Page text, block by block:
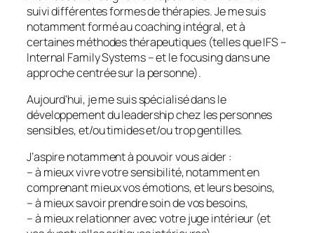
suivi différentes formes de thérapies. Je me suis
notamment formé au coaching intégral, et à
certaines méthodes thérapeutiques (telles que IFS –
Internal Family Systems – et le focusing dans une
approche centrée sur la personne).
Aujourd’hui, je me suis spécialisé dans le
développement du leadership chez les personnes
sensibles, et/ou timides et/ou trop gentilles.
J’aspire notamment à pouvoir vous aider :
– à mieux vivre votre sensibilité, notamment en
comprenant mieux vos émotions, et leurs besoins,
– à mieux savoir prendre soin de vos besoins,
– à mieux relationner avec votre juge intérieur (et